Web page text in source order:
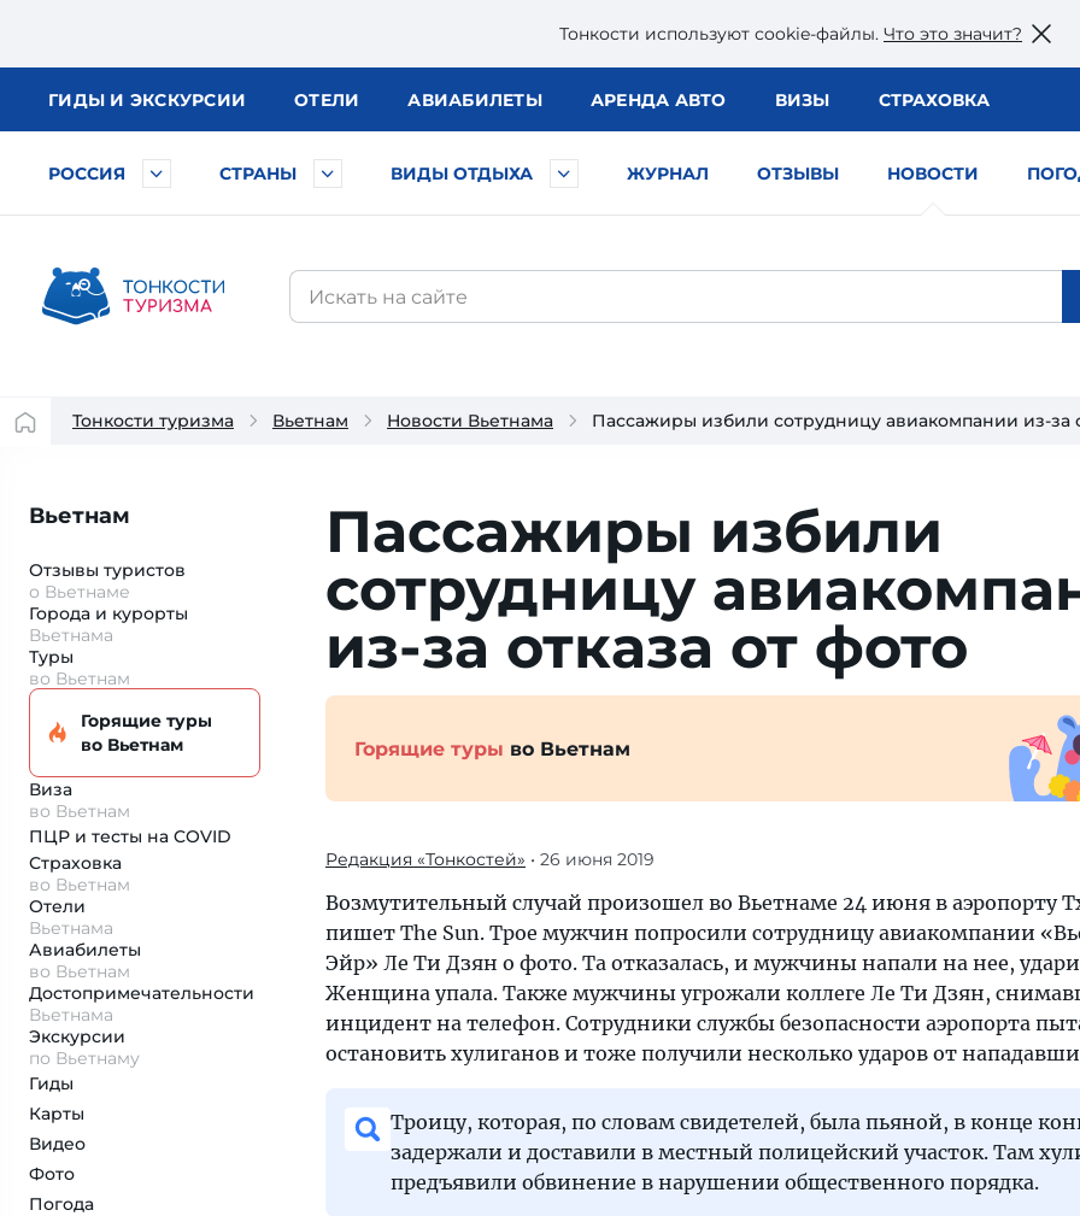
Тонкости используют сookie-файлы. Что это значит?
ГИДЫ И ЭКСКУРСИИ ОТЕЛИ АВИАБИЛЕТЫ АРЕНДА АВТО ВИЗЫ СТРАХОВКА
РОССИЯ СТРАНЫ ВИДЫ ОТДЫХА ЖУРНАЛ ОТЗЫВЫ НОВОСТИ
Тонкости туризма Вьетнам Новости Вьетнама Пассажиры избили сотрудницу авиакомпании из-за
Вьетнам
Отзывы туристов
о Вьетнаме
Города и курорты
Вьетнама
Туры
во Вьетнам
Горящие туры
во Вьетнам
Виза
во Вьетнам
ПЦР и тесты на COVID
Страховка
во Вьетнам
Отели
Вьетнама
Авиабилеты
во Вьетнам
Достопримеча­тельности
Вьетнама
Экскурсии
по Вьетнаму
Гиды
Карты
Видео
Фото
Погода
Пассажиры избили
сотрудницу
из-за отказа от фото
Горящие туры во Вьетнам
Редакция «Тонкостей» • 26 июня 2019
Возмутительный случай произошел во Вьетнаме 24 июня в аэропорту
пишет The Sun. Трое мужчин попросили сотрудницу авиакомпании
Эйр» Ле Ти Дзян о фото. Та отказалась, и мужчины напали на нее,
Женщина упала. Также мужчины угрожали коллеге Ле Ти Дзян,
инцидент на телефон. Сотрудники службы безопасности аэропорта
остановить хулиганов и тоже получили несколько ударов от
Троицу, которая, по словам свидетелей, была пьяной, в конце
задержали и доставили в местный полицейский участок. Там
предъявили обвинение в нарушении общественного порядка.